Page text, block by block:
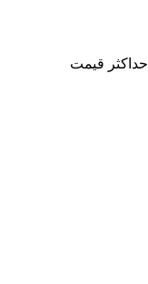
حداكثر قيمت